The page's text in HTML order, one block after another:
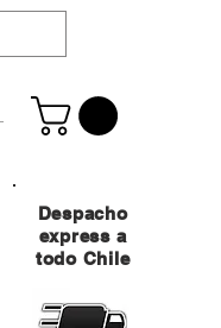
Despacho
express a
todo Chile